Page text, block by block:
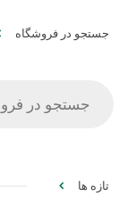
جستجو در فروشگاه
تازه ها